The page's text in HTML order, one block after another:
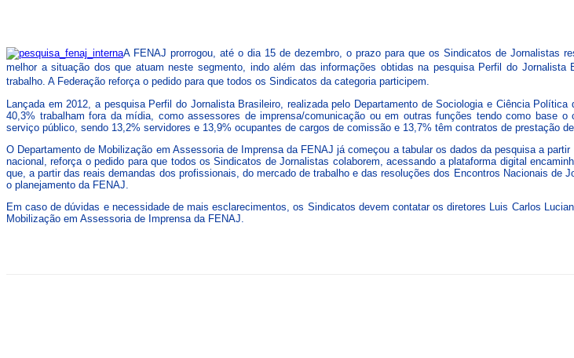
A FENAJ prorrogou, até o dia 15 de dezembro, o prazo para que os Sindicatos de Jornalistas
melhor a situação dos que atuam neste segmento, indo além das informações obtidas na pesquisa Perfil do
trabalho. A Federação reforça o pedido para que todos os Sindicatos da categoria participem.
Lançada em 2012, a pesquisa Perfil do Jornalista Brasileiro, realizada pelo Departamento de Sociologia e Ciência
40,3% trabalham fora da mídia, como assessores de imprensa/comunicação ou em outras funções tendo como base
serviço público, sendo 13,2% servidores e 13,9% ocupantes de cargos de comissão e 13,7% têm contratos de prestação
O Departamento de Mobilização em Assessoria de Imprensa da FENAJ já começou a tabular os dados da pesquisa a
nacional, reforça o pedido para que todos os Sindicatos de Jornalistas colaborem, acessando a plataforma digital
que, a partir das reais demandas dos profissionais, do mercado de trabalho e das resoluções dos Encontros Nacionais
o planejamento da FENAJ.
Em caso de dúvidas e necessidade de mais esclarecimentos, os Sindicatos devem contatar os diretores Luis Carlos
Mobilização em Assessoria de Imprensa da FENAJ.